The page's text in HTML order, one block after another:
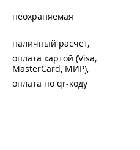
неохраняемая
наличный расчёт
оплата картой (Visa,
MasterCard, МИР)
оплата по qr-коду